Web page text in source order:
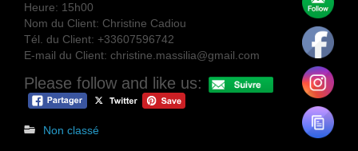
Heure: 15h00
Nom du Client: Christine Cadiou
Tél. du Client: +33607596742
E-mail du Client: christine.massilia@gmail.com
Please follow and like us:
Non classé